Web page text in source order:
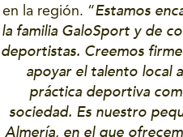
en la región. “Estamos
la familia GaloSport y de
deportistas. Creemos
apoyar el talento local
práctica deportiva
sociedad. Es nuestro
Almería, en el que